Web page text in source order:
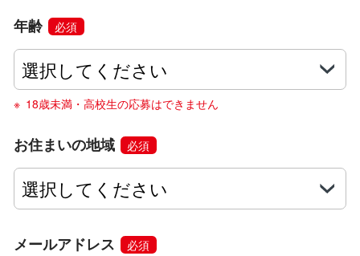
年齢 必須
18歳未満・高校生の応募はできません
お住まいの地域 必須
メールアドレス 必須